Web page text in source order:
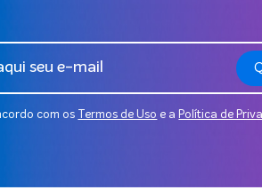
com os Termos de Uso e a Política de